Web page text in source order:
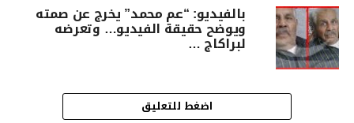
بالفيديو: “عم محمد” يخرج عن صمته
ويوضح حقيقة الفيديو… وتعرضه
لبراكاج …
اضغط للتعليق